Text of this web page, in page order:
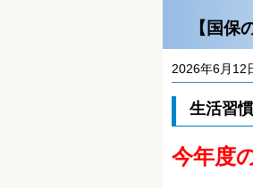
【国
2026年6月12
生活習
今年度